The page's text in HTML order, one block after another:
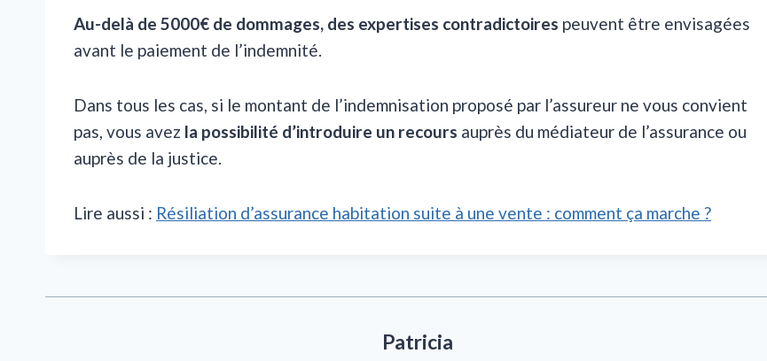
Au-delà de 5000€ de dommages, des expertises contradictoires peuvent être envisagées
avant le paiement de l’indemnité.
Dans tous les cas, si le montant de l’indemnisation proposé par l’assureur ne vous convient
pas, vous avez la possibilité d’introduire un recours auprès du médiateur de l’assurance ou
auprès de la justice.
Lire aussi : Résiliation d’assurance habitation suite à une vente : comment ça marche ?
Patricia